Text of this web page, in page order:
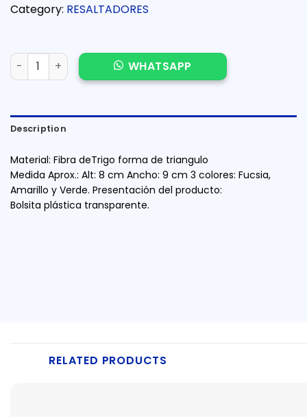
Category: RESALTADORES
RESALTADOR TRIÁNGULO FIBRA DE VIDRIO quantity
WHATSAPP
Description
Material: Fibra deTrigo forma de triangulo
Medida Aprox.: Alt: 8 cm Ancho: 9 cm 3 colores: Fucsia,
Amarillo y Verde. Presentación del producto:
Bolsita plástica transparente.
RELATED PRODUCTS